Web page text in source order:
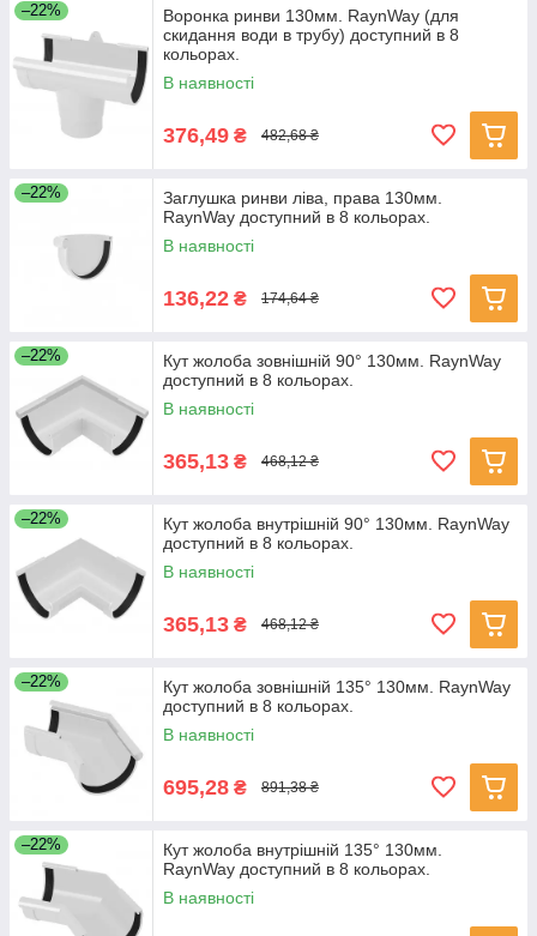
–22%
Воронка ринви 130мм. RaynWay (для
скидання води в трубу) доступний в 8
кольорах.
В наявності
376,49 ₴ 482,68 ₴
–22%
Заглушка ринви ліва, права 130мм.
RaynWay доступний в 8 кольорах.
В наявності
136,22 ₴ 174,64 ₴
–22%
Кут жолоба зовнішній 90° 130мм. RaynWay
доступний в 8 кольорах.
В наявності
365,13 ₴ 468,12 ₴
–22%
Кут жолоба внутрішній 90° 130мм. RaynWay
доступний в 8 кольорах.
В наявності
365,13 ₴ 468,12 ₴
–22%
Кут жолоба зовнішній 135° 130мм. RaynWay
доступний в 8 кольорах.
В наявності
695,28 ₴ 891,38 ₴
–22%
Кут жолоба внутрішній 135° 130мм.
RaynWay доступний в 8 кольорах.
В наявності